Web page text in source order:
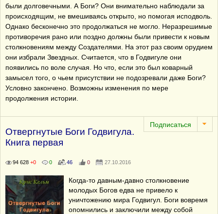
были долговечными. А Боги? Они внимательно наблюдали за
происходящим, не вмешиваясь открыто, но помогая исподволь.
Однако бесконечно это продолжаться не могло. Неразрешимые
противоречия рано или поздно должны были привести к новым
столкновениям между Создателями. На этот раз своим орудием
они избрали Звездных. Считается, что в Годвигуле они
появились по воле случая. Но что, если это был коварный
замысел того, о чьем присутствии не подозревали даже Боги?
Условно закончено. Возможны изменения по мере
продолжения истории.
Отвергнутые Боги Годвигула.
Книга первая
94 628 +0 0 46 0 27.10.2016
Когда-то давным-давно столкновение
молодых Богов едва не привело к
уничтожению мира Годвигул. Боги вовремя
опомнились и заключили между собой